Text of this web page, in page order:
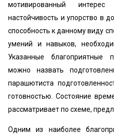
мотивированный
настойчивость и упорство в
способность к данному виду
умений и навыков,
Указанные благоприятные
можно назвать
парашютиста
готовностью. Состояние
рассматривает по схеме,
Одним из наиболее